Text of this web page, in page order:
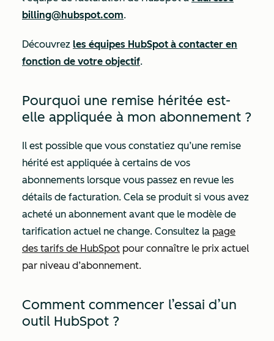
billing@hubspot.com.
Découvrez les équipes HubSpot à contacter en
fonction de votre objectif.
Pourquoi une remise héritée est-
elle appliquée à mon abonnement ?
Il est possible que vous constatiez qu’une remise
hérité est appliquée à certains de vos
abonnements lorsque vous passez en revue les
détails de facturation. Cela se produit si vous avez
acheté un abonnement avant que le modèle de
tarification actuel ne change. Consultez la page
des tarifs de HubSpot pour connaître le prix actuel
par niveau d’abonnement.
Comment commencer l’essai d’un
outil HubSpot ?